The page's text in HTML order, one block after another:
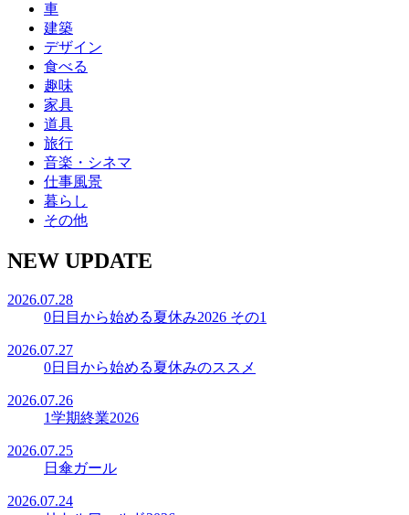
車
建築
デザイン
食べる
趣味
家具
道具
旅行
音楽・シネマ
仕事風景
暮らし
その他
NEW UPDATE
2026.07.28
0日目から始める夏休み2026 その1
2026.07.27
0日目から始める夏休みのススメ
2026.07.26
1学期終業2026
2026.07.25
日傘ガール
2026.07.24